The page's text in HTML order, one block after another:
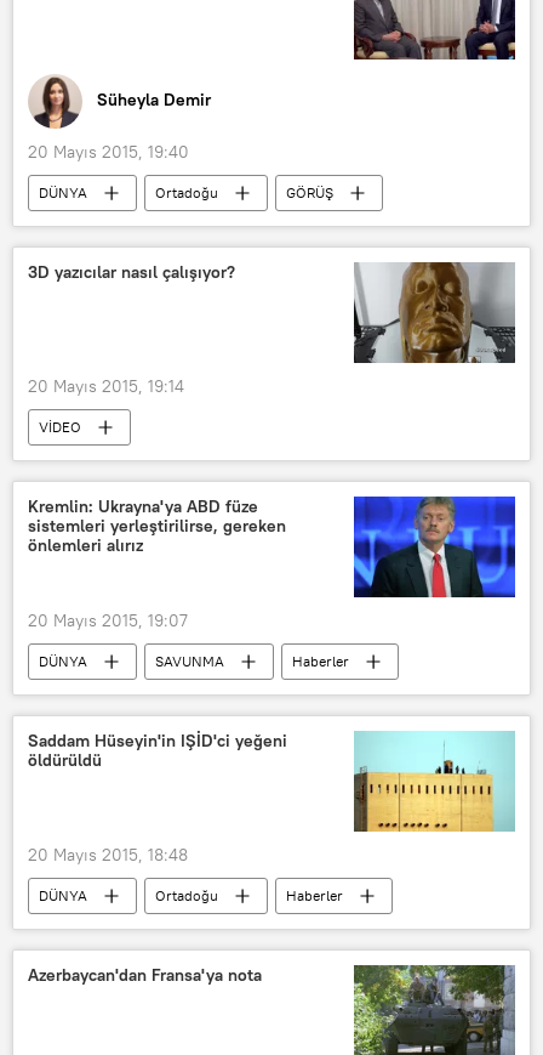
Süheyla Demir
20 Mayıs 2015, 19:40
DÜNYA Ortadoğu
GÖRÜŞ
Haberler
Suriye
İran
Beşar Esad
3D yazıcılar nasıl çalışıyor?
20 Mayıs 2015, 19:14
VİDEO
Kremlin: Ukrayna'ya ABD füze
sistemleri yerleştirilirse, gereken
önlemleri alırız
20 Mayıs 2015, 19:07
DÜNYA SAVUNMA
Haberler
Rusya
Ukrayna
Dmitriy Peskov
Rusya-ABD İlişkileri
Saddam Hüseyin'in IŞİD'ci yeğeni
öldürüldü
20 Mayıs 2015, 18:48
DÜNYA Ortadoğu
Haberler
Irak
Saddam Hüseyin IŞİD
Azerbaycan'dan Fransa'ya nota